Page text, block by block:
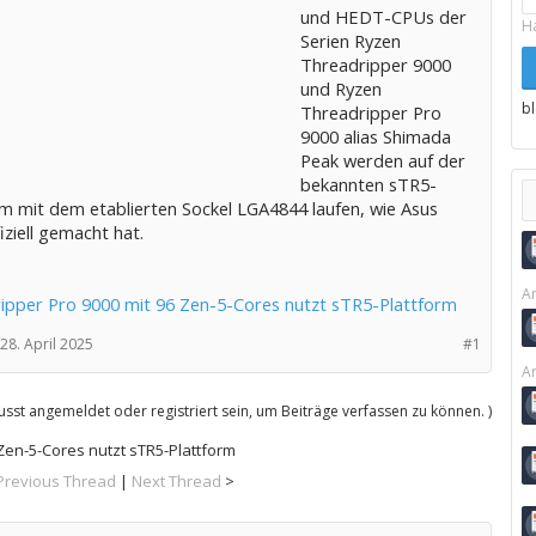
und HEDT-CPUs der
Serien Ryzen
Threadripper 9000
und Ryzen
Threadripper Pro
9000 alias Shimada
Peak werden auf der
bekannten sTR5-
mit dem etablierten Sockel LGA4844 laufen, wie Asus
gemacht hat.
Pro 9000 mit 96 Zen-5-Cores nutzt sTR5-Plattform
#1
28. April 2025
angemeldet oder registriert sein, um Beiträge verfassen zu können. )
5-Cores nutzt sTR5-Plattform
Thread | Next Thread >